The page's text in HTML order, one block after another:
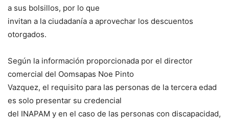
a sus bolsillos, por lo que
invitan a la ciudadanía a aprovechar los descuentos
otorgados.
Según la información proporcionada por el director
comercial del Oomsapas Noe Pinto
Vazquez, el requisito para las personas de la tercera edad
es solo presentar su credencial
del INAPAM y en el caso de las personas con discapacidad,